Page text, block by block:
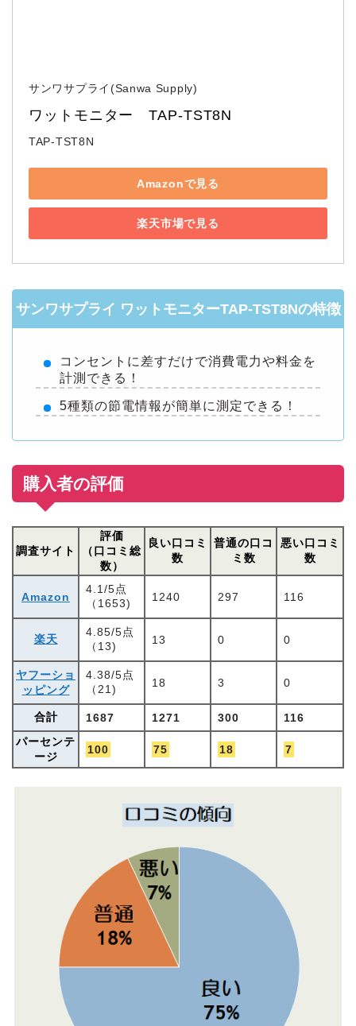
サンワサプライ(Sanwa Supply)
ワットモニター　TAP-TST8N
TAP-TST8N
Amazonで見る
楽天市場で見る
サンワサプライ ワットモニターTAP-TST8Nの特徴
コンセントに差すだけで消費電力や料金を
計測できる！
5種類の節電情報が簡単に測定できる！
購入者の評価
調査サイト
評価
（口コミ総
数）
良い口コミ
数
普通の口コ
ミ数
悪い口コミ
数
Amazon
4.1/5点
（1653)
1240 297 116
楽天
4.85/5点
（13)
13 0 0
ヤフーショ
ッピング
4.38/5点
（21)
18 3 0
合計 1687 1271 300
116
パーセンテ
ージ
100 75 18 7